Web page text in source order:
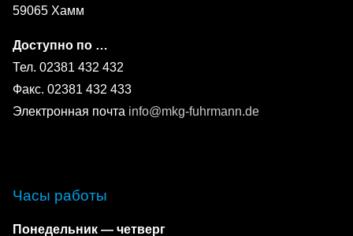
59065 Хамм
Доступно по …
Тел. 02381 432 432
Факс. 02381 432 433
Электронная почта info@mkg-fuhrmann.de
Часы работы
Понедельник — четверг